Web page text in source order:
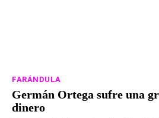
FARÁNDULA
Germán Ortega sufre una
dinero